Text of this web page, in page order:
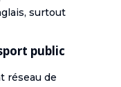
surtout
public
réseau de